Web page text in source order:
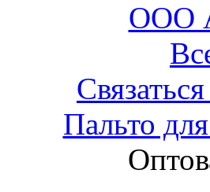
ООО
Пальто